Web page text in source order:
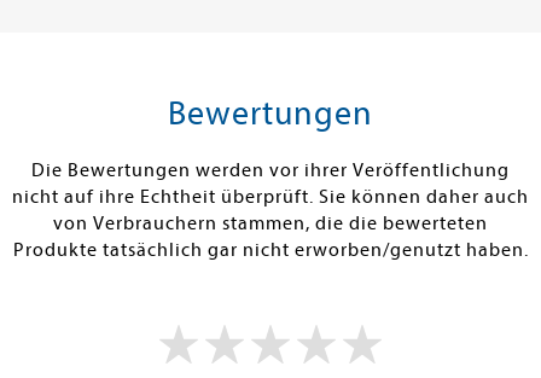
Warenkorb
Bewertungen
Die Bewertungen werden vor ihrer Veröffentlichung
nicht auf ihre Echtheit überprüft. Sie können daher auch
von Verbrauchern stammen, die die bewerteten
Produkte tatsächlich gar nicht erworben/genutzt haben.